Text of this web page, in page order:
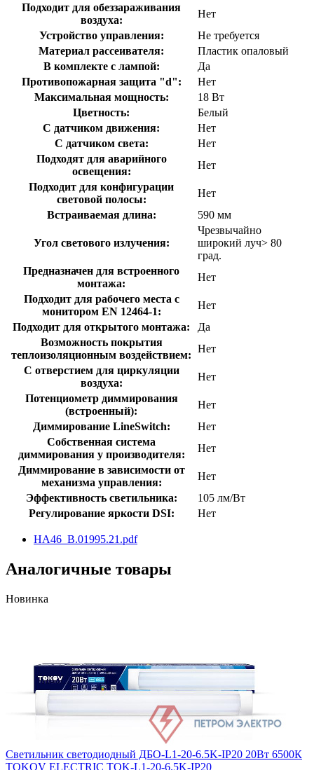
Подходит для обеззараживания
воздуха:
Нет
Устройство управления:
Не требуется
Материал рассеивателя:
Пластик опаловый
В комплекте с лампой:
Да
Противопожарная защита "d":
Нет
Максимальная мощность:
18 Вт
Цветность:
Белый
С датчиком движения:
Нет
С датчиком света:
Нет
Подходят для аварийного
освещения:
Нет
Подходит для конфигурации
световой полосы:
Нет
Встраиваемая длина:
590 мм
Угол светового излучения:
Чрезвычайно
широкий луч> 80
град.
Предназначен для встроенного
монтажа:
Нет
Подходит для рабочего места с
монитором EN 12464-1:
Нет
Подходит для открытого монтажа:
Да
Возможность покрытия
теплоизоляционным воздействием:
Нет
С отверстием для циркуляции
воздуха:
Нет
Потенциометр диммирования
(встроенный):
Нет
Диммирование LineSwitch:
Нет
Собственная система
диммирования у производителя:
Нет
Диммирование в зависимости от
механизма управления:
Нет
Эффективность светильника:
105 лм/Вт
Регулирование яркости DSI:
Нет
HA46_B.01995.21.pdf
Аналогичные товары
Новинка
Светильник светодиодный ДБО-L1-20-6.5K-IP20 20Вт 6500К
TOKOV ELECTRIC TOK-L1-20-6.5K-IP20